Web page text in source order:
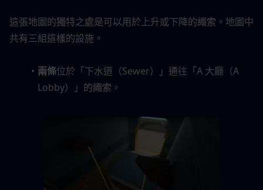
這張地圖的獨特之處是可以用於上升或下降的繩索。地圖中
共有三組這樣的設施。
兩條位於「下水道（Sewer）」通往「A 大廳（A
Lobby）」的繩索。